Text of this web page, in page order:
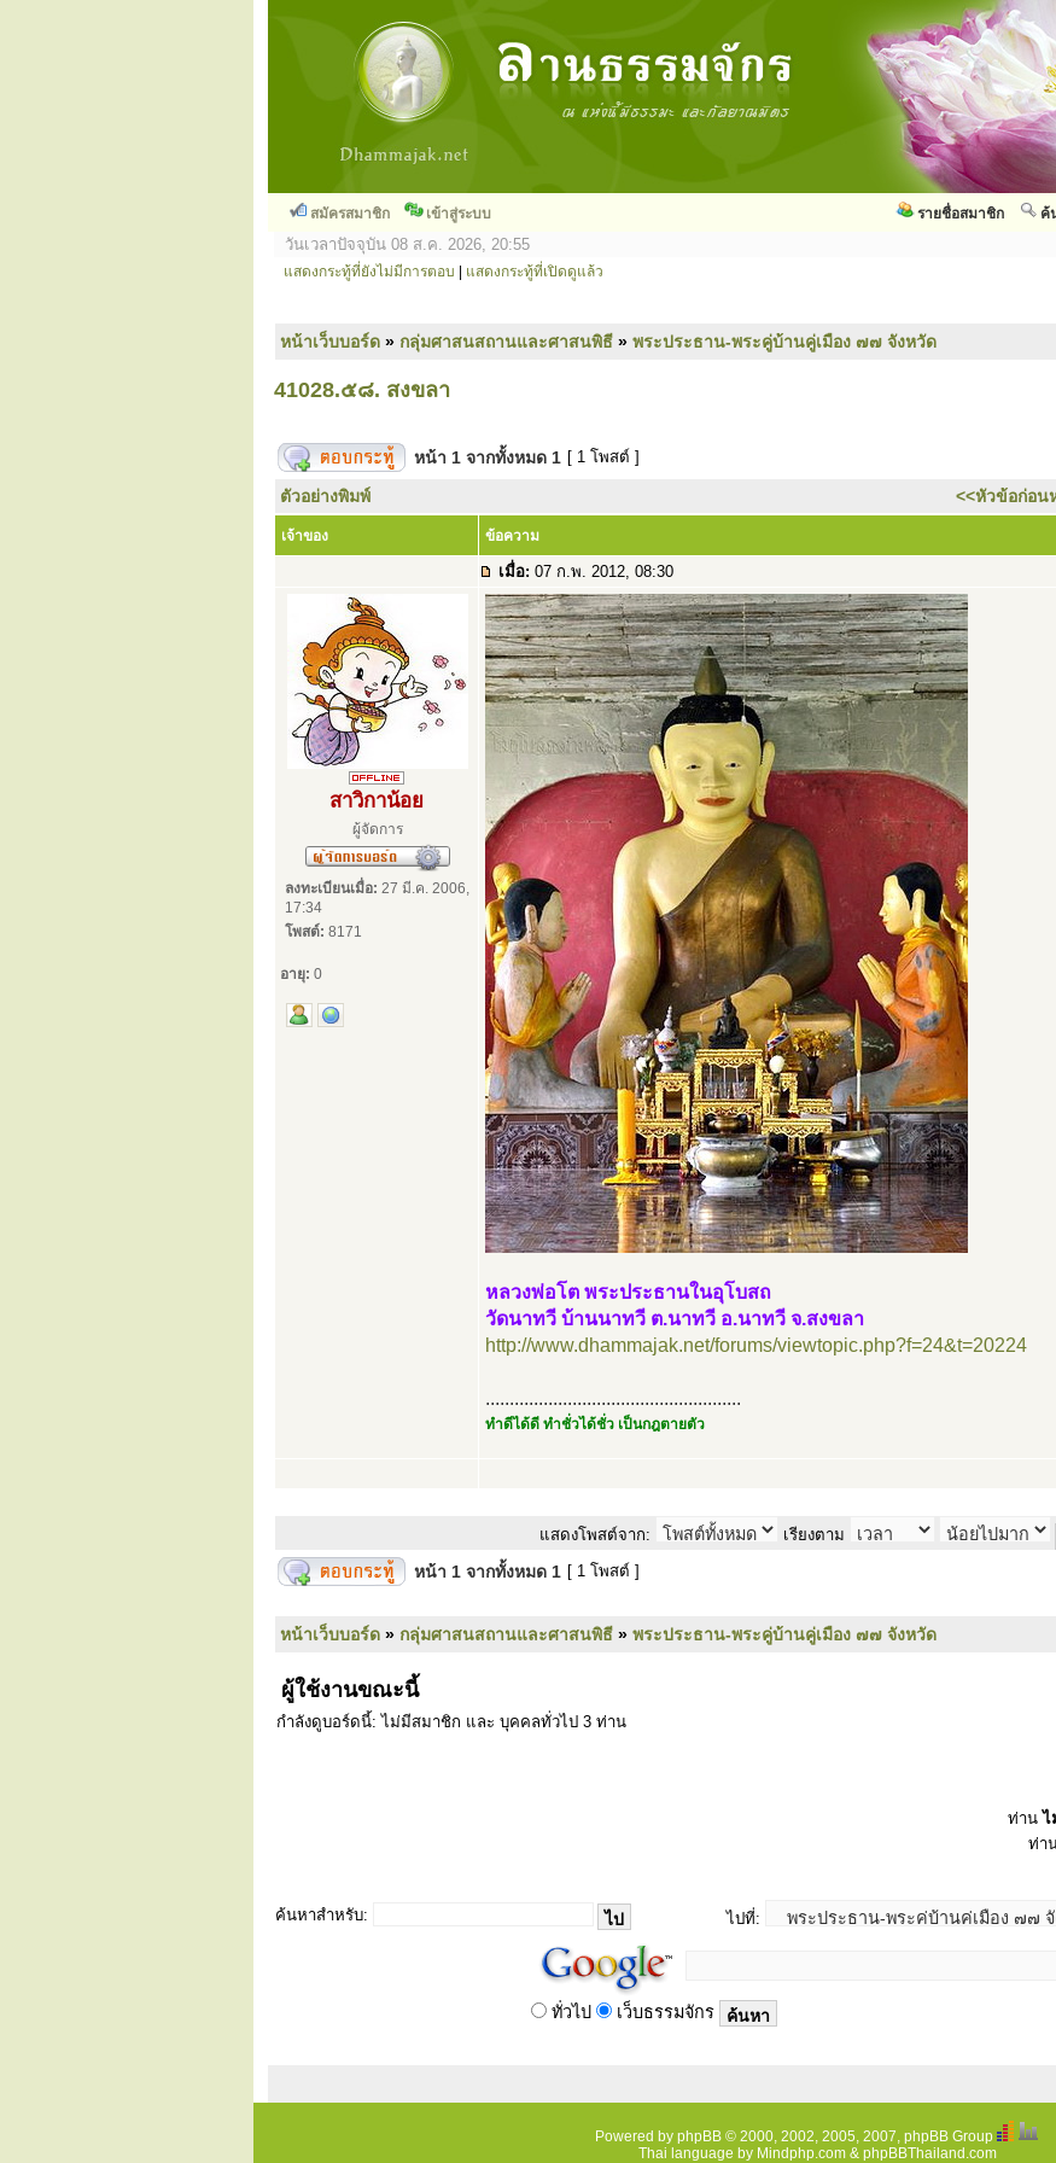
สมัครสมาชิก เข้าสู่ระบบ ค้
รายชื่อสมาชิก
วันเวลาปัจจุบัน 08 ส.ค. 2026, 20:55
แสดงกระทู้ที่ยังไม่มีการตอบ แสดงกระทู้ที่เปิดดูแล้ว
หน้าเว็บบอร์ด » กลุ่มศาสนสถานและศาสนพิธี » พระประธาน-พระคู่บ้านคู่เมือง ๗๗ จังหวัด
41028.๕๘. สงขลา
หน้า 1 จากทั้งหมด 1 [ 1 โพสต์ ]
ตัวอย่างพิมพ์ <<หัวข้อก่อน
เจ้าของ ข้อความ
เมื่อ: 07 ก.พ. 2012, 08:30
สาวิกาน้อย
ผู้จัดการ
ลงทะเบียนเมื่อ: 27 มี.ค. 2006,
17:34
โพสต์: 8171
อายุ: 0
หลวงพ่อโต พระประธานในอุโบสถ
วัดนาทวี บ้านนาทวี ต.นาทวี อ.นาทวี จ.สงขลา
http://www.dhammajak.net/forums/viewtopic.php?f=24&t=20224
.....................................................
ทำดีได้ดี ทำชั่วได้ชั่ว เป็นกฎตายตัว
แสดงโพสต์จาก: เรียงตาม
หน้า 1 จากทั้งหมด 1 [ 1 โพสต์ ]
หน้าเว็บบอร์ด » กลุ่มศาสนสถานและศาสนพิธี » พระประธาน-พระคู่บ้านคู่เมือง ๗๗ จังหวัด
ผู้ใช้งานขณะนี้
กำลังดูบอร์ดนี้: ไม่มีสมาชิก และ บุคคลทั่วไป 3 ท่าน
ท่านไ
ท่า
ค้นหาสำหรับ: ไปที่:
ทั่วไป เว็บธรรมจักร
Powered by phpBB © 2000, 2002, 2005, 2007, phpBB Group
Thai language by Mindphp.com& phpBBThailand.com